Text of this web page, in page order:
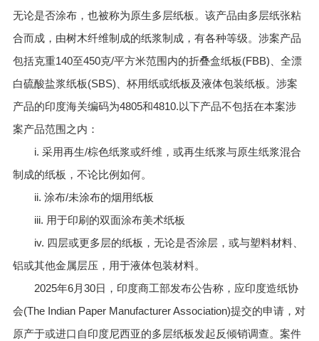
无论是否涂布，也被称为原生多层纸板。该产品由多层纸张粘
合而成，由树木纤维制成的纸浆制成，有各种等级。涉案产品
包括克重140至450克/平方米范围内的折叠盒纸板(FBB)、全漂
白硫酸盐浆纸板(SBS)、杯用纸或纸板及液体包装纸板。涉案
产品的印度海关编码为4805和4810.以下产品不包括在本案涉
案产品范围之内：
i. 采用再生/棕色纸浆或纤维，或再生纸浆与原生纸浆混合
制成的纸板，不论比例如何。
ii. 涂布/未涂布的烟用纸板
iii. 用于印刷的双面涂布美术纸板
iv. 四层或更多层的纸板，无论是否涂层，或与塑料材料、
铝或其他金属层压，用于液体包装材料。
2025年6月30日，印度商工部发布公告称，应印度造纸协
会(The Indian Paper Manufacturer Association)提交的申请，对
原产于或进口自印度尼西亚的多层纸板发起反倾销调查。案件